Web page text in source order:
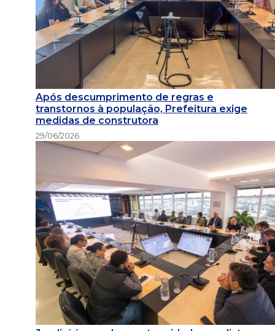
Após descumprimento de regras e
transtornos à população, Prefeitura exige
medidas de construtora
29/06/2026